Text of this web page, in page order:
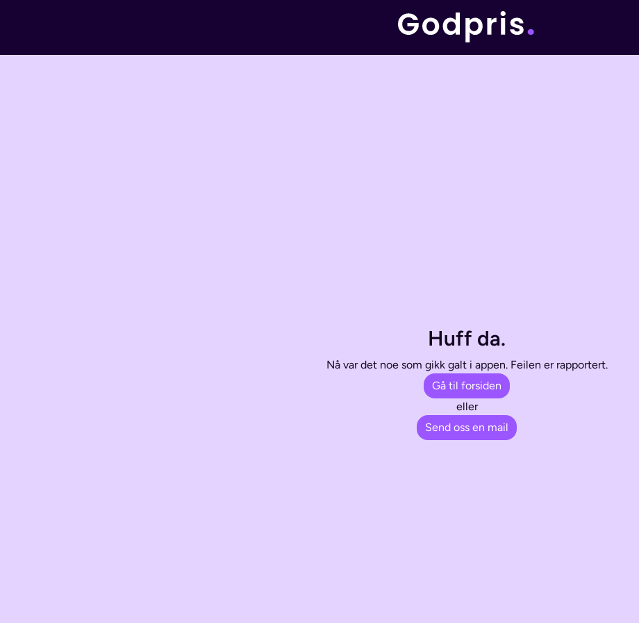
Huff da.
Nå var det noe som gikk galt i appen. Feilen er rapportert.
Gå til forsiden
eller
Send oss en mail